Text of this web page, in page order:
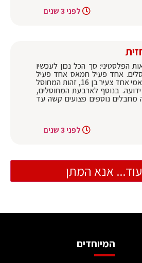
לפני 3 שנים
הפלסטיני: סך הכל נכון לעכשיו
אחד פעיל חמאס אחד פעיל
ג'יהאד איסלאמי אחד צעיר בן 16, זהות המחוסל
בנוסף לארבעת המחוסלים,
מחבלים נוספים פצועים קשה עד
לפני 3 שנים
עוד... אנא המתן
המיוחדים